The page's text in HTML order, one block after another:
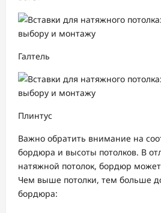
Галтель
Плинтус
Важно обратить внимание на
бордюра и высоты потолков. В
натяжной потолок, бордюр
Чем выше потолки, тем больше
бордюра: